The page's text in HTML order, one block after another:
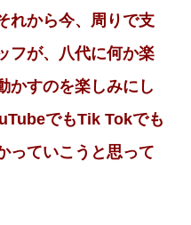
れから今、周りで支
フが、八代に何か楽
かすのを楽しみにし
でもTik Tokでも
っていこうと思って